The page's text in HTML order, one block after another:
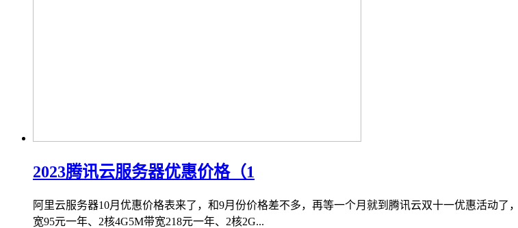
2023腾讯云服务器优惠价格（1
阿里云服务器10月优惠价格表来了，和9月份价格差不多，再等一个月就到腾讯云双十一优惠活动
宽95元一年、2核4G5M带宽218元一年、2核2G...